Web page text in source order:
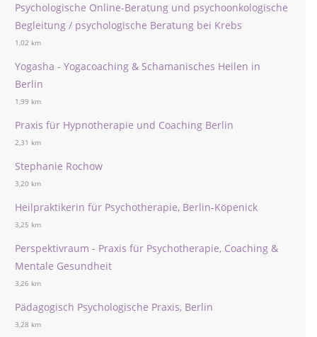
Psychologische Online-Beratung und psychoonkologische
Begleitung / psychologische Beratung bei Krebs
1,02 km
Yogasha - Yogacoaching & Schamanisches Heilen in
Berlin
1,99 km
Praxis für Hypnotherapie und Coaching Berlin
2,31 km
Stephanie Rochow
3,20 km
Heilpraktikerin für Psychotherapie, Berlin-Köpenick
3,25 km
Perspektivraum - Praxis für Psychotherapie, Coaching &
Mentale Gesundheit
3,26 km
Pädagogisch Psychologische Praxis, Berlin
3,28 km